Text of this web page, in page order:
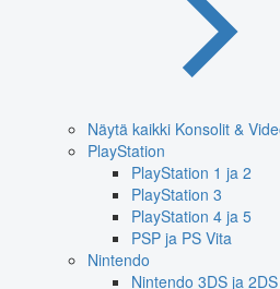
Näytä kaikki Konsolit &
PlayStation
PlayStation 1 ja 2
PlayStation 3
PlayStation 4 ja 5
PSP ja PS Vita
Nintendo
Nintendo 3DS ja 2DS